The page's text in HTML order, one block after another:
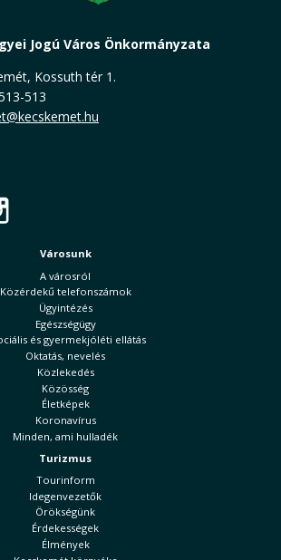
Jogú Város Önkormányzata
Kossuth tér 1.
513
Városunk
A városról
Közérdekű telefonszámok
Ügyintézés
Egészségügy
és gyermekjóléti ellátás
Oktatás, nevelés
Közlekedés
Közösség
Életképek
Koronavírus
Minden, ami hulladék
Turizmus
Tourinform
Idegenvezetők
Örökségünk
Érdekességek
Élmények